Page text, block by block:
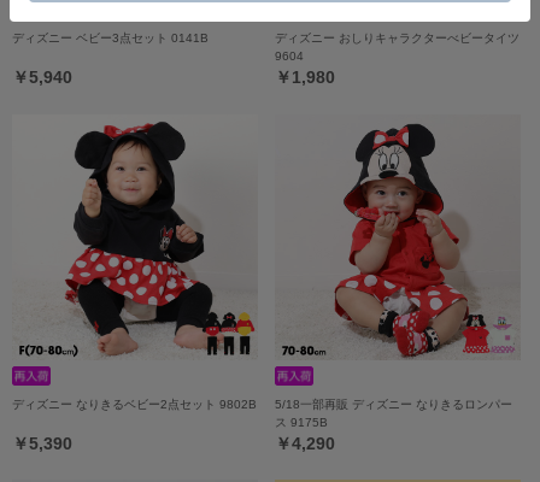
ディズニー ベビー3点セット 0141B
￥5,940
ディズニー おしりキャラクターべビータイツ
9604
￥1,980
ディズニー なりきるベビー2点セット 9802B
￥5,390
5/18一部再販 ディズニー なりきるロンパー
ス 9175B
￥4,290